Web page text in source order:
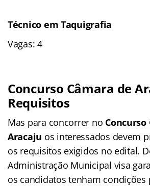
Técnico em Taquigrafia
Vagas: 4
Concurso Câmara de
Requisitos
Mas para concorrer no Concurso
Aracaju os interessados devem
os requisitos exigidos no edital.
Administração Municipal visa
os candidatos tenham condições